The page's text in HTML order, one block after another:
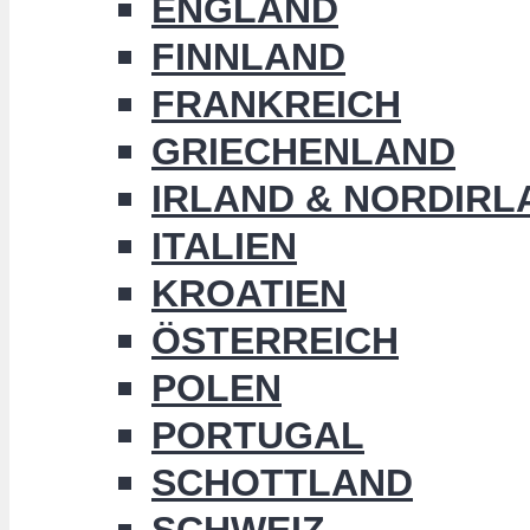
ENGLAND
FINNLAND
FRANKREICH
GRIECHENLAND
IRLAND &
ITALIEN
KROATIEN
ÖSTERREICH
POLEN
PORTUGAL
SCHOTTLAND